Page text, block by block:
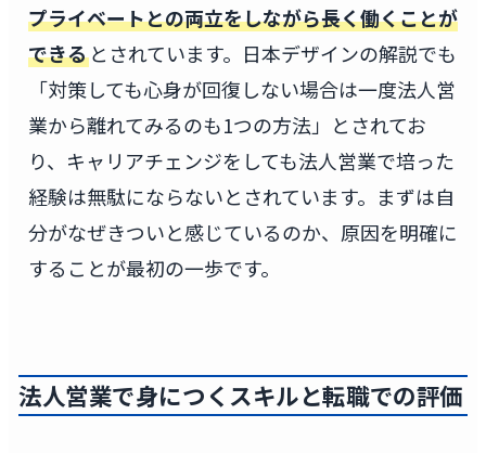
プライベートとの両立をしながら長く働くことが
できるとされています。日本デザインの解説でも
「対策しても心身が回復しない場合は一度法人営
業から離れてみるのも1つの方法」とされてお
り、キャリアチェンジをしても法人営業で培った
経験は無駄にならないとされています。まずは自
分がなぜきついと感じているのか、原因を明確に
することが最初の一歩です。
法人営業で身につくスキルと転職での評価